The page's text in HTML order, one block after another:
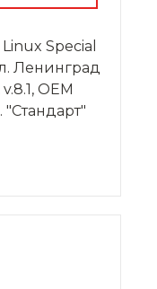
Special
Ленинград
OEM